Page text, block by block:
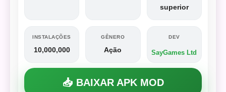
superior
INSTALAÇÕES
10,000,000
GÊNERO
Ação
DEV
SayGames Ltd
📥 BAIXAR APK MOD